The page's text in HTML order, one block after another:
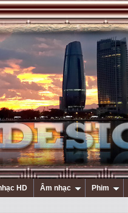
HD Âm nhạc Phim